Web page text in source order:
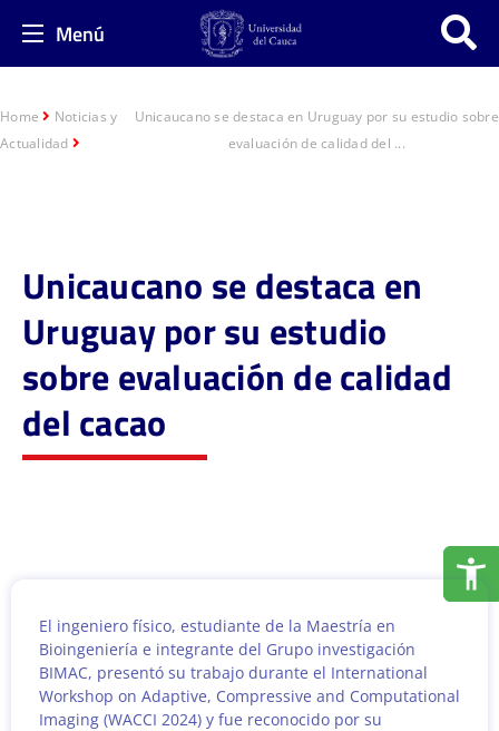
Menú
Home
Noticias y
Actualidad
Unicaucano se destaca en Uruguay por su estudio sobre
evaluación de calidad del ...
Unicaucano se destaca en
Uruguay por su estudio
sobre evaluación de calidad
del cacao
El ingeniero físico, estudiante de la Maestría en
Bioingeniería e integrante del Grupo investigación
BIMAC, presentó su trabajo durante el International
Workshop on Adaptive, Compressive and Computational
Imaging (WACCI 2024) y fue reconocido por su